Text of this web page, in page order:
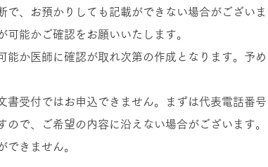
、お預かりしても記載ができない場合がございま
能かご確認をお願いいたします。
能か医師に確認が取れ次第の作成となります。予め
受付ではお申込できません。まずは代表電話番号
で、ご希望の内容に沿えない場合がございます。
きません。